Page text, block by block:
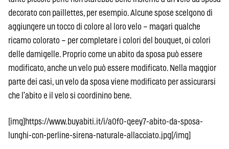
decorato con paillettes, per esempio. Alcune spose scelgono di
aggiungere un tocco di colore al loro velo – magari qualche
ricamo colorato – per completare i colori del bouquet, oi colori
delle damigelle. Proprio come un abito da sposa può essere
modificato, anche un velo può essere modificato. Nella maggior
parte dei casi, un velo da sposa viene modificato per assicurarsi
che l’abito e il velo si coordinino bene.
[img]https://www.buyabiti.it/i/a0f0-qeey7-abito-da-sposa-
lunghi-con-perline-sirena-naturale-allacciato.jpg[/img]